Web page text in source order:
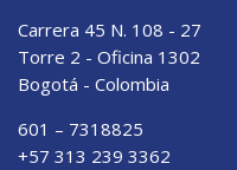
Carrera 45 N. 108 - 27
Torre 2 - Oficina 1302
Bogotá - Colombia
601 – 7318825
+57 313 239 3362